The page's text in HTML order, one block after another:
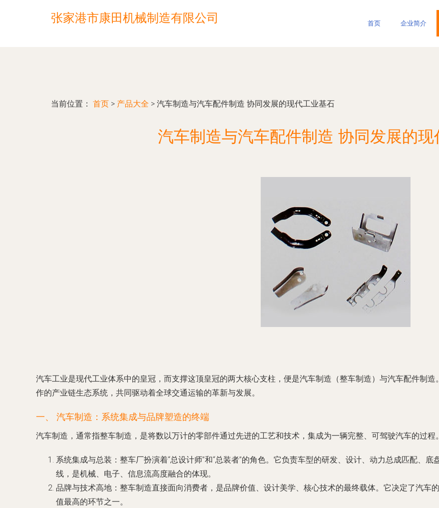
张家港市康田机械制造有限公司 首页 企业简介
当前位置： 首页 > 产品大全 > 汽车制造与汽车配件制造 协同发展的现代工业基石
汽车制造与汽车配件制造 协同发展的现
汽车工业是现代工业体系中的皇冠，而支撑这顶皇冠的两大核心支柱，便是汽车制造（整车制造） 与汽车配件制造
作的产业链生态系统，共同驱动着全球交通运输的革新与发展。
一、 汽车制造：系统集成与品牌塑造的终端
汽车制造，通常指整车制造，是将数以万计的零部件通过先进的工艺和技术，集成为一辆完整、可驾驶汽车的过程
系统集成与总装 ：整车厂扮演着“总设计师”和“总装者”的角色。它负责车型的研发、设计、动力总成匹配、
线，是机械、电子、信息流高度融合的体现。
品牌与技术高地 ：整车制造直接面向消费者，是品牌价值、设计美学、核心技术的最终载体。它决定了汽车
值最高的环节之一。